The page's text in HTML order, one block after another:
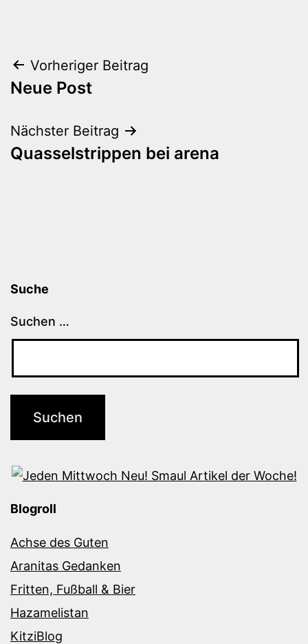
Beitragsnavigation
Vorheriger Beitrag
Neue Post
Nächster Beitrag
Quasselstrippen bei arena
Suche
Suchen …
Blogroll
Achse des Guten
Aranitas Gedanken
Fritten, Fußball & Bier
Hazamelistan
KitziBlog